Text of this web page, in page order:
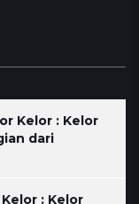
Kelor : Kelor
dari
: Kelor